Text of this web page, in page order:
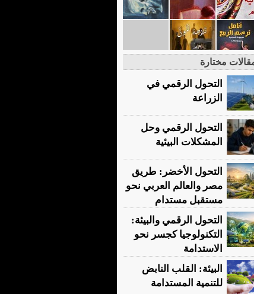
مختارة
التحول الرقمي في
الزراعة
التحول الرقمي وحل
المشكلات البيئية
التحول الأخضر: طريق
مصر والعالم العربي نحو
مستقبل مستدام
التحول الرقمي والبيئة:
التكنولوجيا كجسر نحو
الاستدامة
البيئة: القلب النابض
للتنمية المستدامة